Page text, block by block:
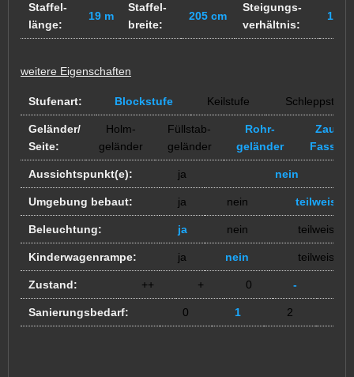
Staffel-
länge:
19 m
Staffel-
breite:
205 cm
Steigungs-
verhältnis:
15/
weitere Eigenschaften
Stufenart: Blockstufe Keilstufe Schleppstufe
Geländer/
Seite:
Holm-
geländer
Füllstab-
geländer
Rohr-
geländer
Zaun /
Aussichtspunkt(e): ja nein
Umgebung bebaut: ja nein teilweise
Beleuchtung: ja nein teilweise
Kinderwagenrampe: ja nein teilweise
Zustand: ++ + 0 -
Sanierungsbedarf: 0 1 2